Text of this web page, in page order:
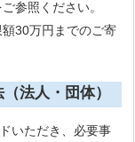
ご参照ください。
30万円までのご寄
法人・団体）
いただき、必要事